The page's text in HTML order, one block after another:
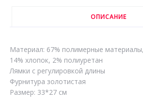
ОПИСАНИЕ
Материал: 67% полимерные
14% хлопок, 2% полиуретан
Лямки с регулировкой длины
Фурнитура золотистая
Размер: 33*27 см